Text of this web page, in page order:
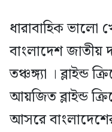
ধারাবাহিক ভালো
বাংলাদেশ
তঞ্চঙ্গ্যা । ব্লাইন্ড
আয়জিত ব্লাইন্ড
আসরে